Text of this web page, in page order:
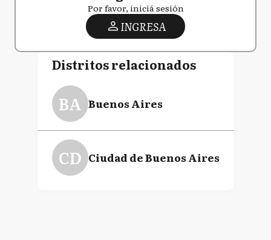
Por favor, iniciá sesión
INGRESA
Distritos relacionados
BA Buenos Aires
CD Ciudad de Buenos Aires